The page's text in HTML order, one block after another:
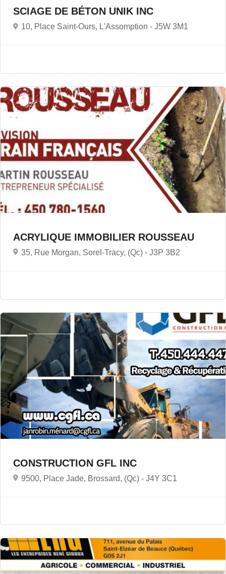
SCIAGE DE BÉTON UNIK INC
10, Place Saint-Ours, L'Assomption - J5W 3M1
ACRYLIQUE IMMOBILIER ROUSSEAU
35, Rue Morgan, Sorel-Tracy, (Qc) - J3P 3B2
CONSTRUCTION GFL INC
9500, Place Jade, Brossard, (Qc) - J4Y 3C1